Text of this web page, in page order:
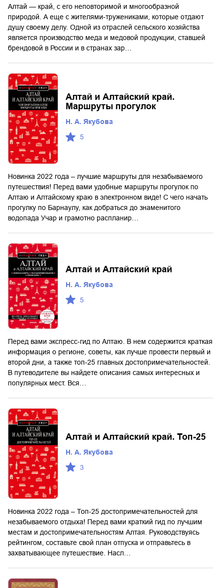
Алтай — край, с его неповторимой и многообразной
природой. А еще с жителями-тружениками, которые отдают
душу своему делу. Одной из отраслей сельского хозяйства
является производство меда и медовой продукции, ставшей
брендовой в России и в странах зар…
Алтай и Алтайский край.
Маршруты прогулок
Н. А. Якубова
5
Новинка 2022 года – лучшие маршруты для незабываемого
путешествия! Перед вами удобные маршруты прогулок по
Алтаю и Алтайскому краю в электронном виде! С чего начать
прогулку по Барнаулу, как добраться до знаменитого
водопада Учар и грамотно распланир…
Алтай и Алтайский край
Н. А. Якубова
5
Перед вами экспресс-гид по Алтаю. В нем содержится краткая
информация о регионе, советы, как лучше провести первый и
второй дни, а также топ-25 главных достопримечательностей.
В путеводителе вы найдете описания самых интересных и
популярных мест. Вся…
Алтай и Алтайский край. Топ-25
Н. А. Якубова
3
Новинка 2022 года – Топ-25 достопримечательностей для
незабываемого отдыха! Перед вами краткий гид по лучшим
местам и достопримечательностям Алтая. Руководствуясь
рейтингом, составьте свой план отпуска и отправьтесь в
захватывающее путешествие. Насл…